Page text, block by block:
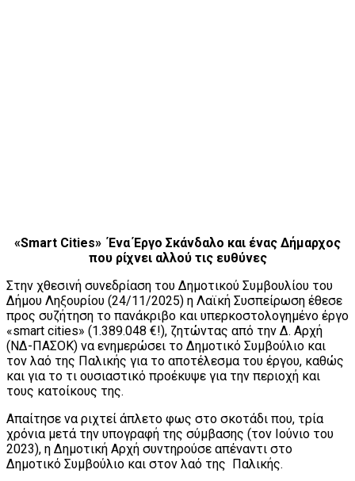
«Smart Cities» Ένα Έργο Σκάνδαλο και ένας Δήμαρχος
που ρίχνει αλλού τις ευθύνες
Στην χθεσινή συνεδρίαση του Δημοτικού Συμβουλίου του
Δήμου Ληξουρίου (24/11/2025) η Λαϊκή Συσπείρωση έθεσε
προς συζήτηση το πανάκριβο και υπερκοστολογημένο έργο
«smart cities» (1.389.048 €!), ζητώντας από την Δ. Αρχή
(ΝΔ-ΠΑΣΟΚ) να ενημερώσει το Δημοτικό Συμβούλιο και
τον λαό της Παλικής για το αποτέλεσμα του έργου, καθώς
και για το τι ουσιαστικό προέκυψε για την περιοχή και
τους κατοίκους της.
Απαίτησε να ριχτεί άπλετο φως στο σκοτάδι που, τρία
χρόνια μετά την υπογραφή της σύμβασης (τον Ιούνιο του
2023), η Δημοτική Αρχή συντηρούσε απέναντι στο
Δημοτικό Συμβούλιο και στον λαό της Παλικής.